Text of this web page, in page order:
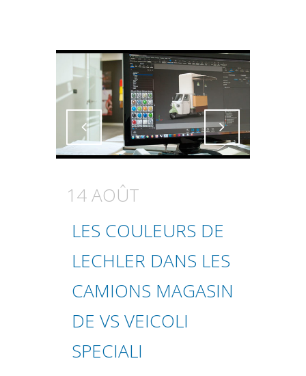
Attiva comando Attiva comando
14 AOÛT
LES COULEURS DE
LECHLER DANS LES
CAMIONS MAGASIN
DE VS VEICOLI
SPECIALI